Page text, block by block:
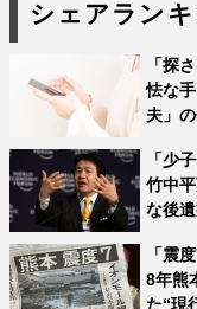
シェアラン
「探
怯な
夫」
「少
竹中
な後
「震
8年熊
た“現